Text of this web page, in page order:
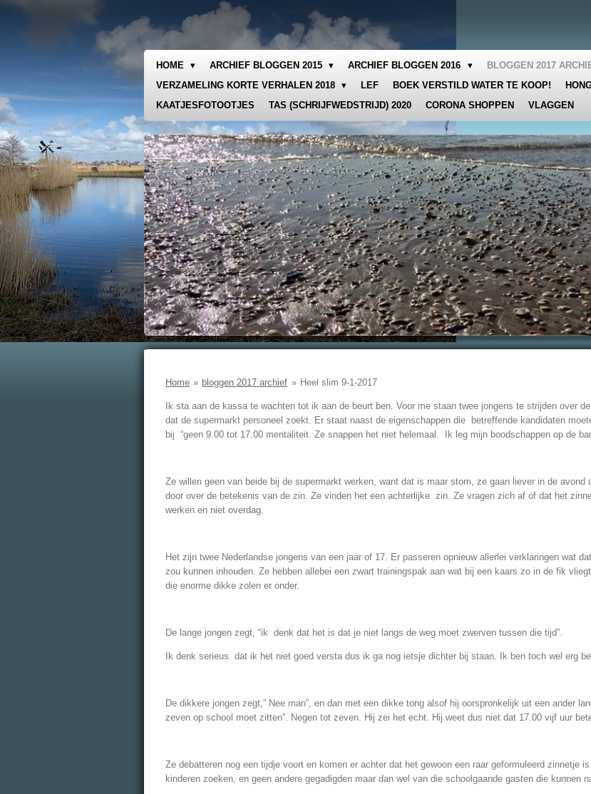
HOME ARCHIEF BLOGGEN 2015 ARCHIEF BLOGGEN 2016 BLOGGEN 2017
VERZAMELING KORTE VERHALEN 2018
LEF BOEK VERSTILD WATER TE KOOP!
KAATJESFOTOOTJES
TAS (SCHRIJFWEDSTRIJD) 2020 CORONA SHOPPEN VLAGGEN
Home » bloggen 2017 archief » Heel slim 9-1-2017
Ik sta aan de kassa te wachten tot ik aan de beurt ben. Voor me staan twee jongens te strijden over
dat de supermarkt personeel zoekt. Er staat naast de eigenschappen die betreffende kandidaten
bij “geen 9.00 tot 17.00 mentaliteit. Ze snappen het niet helemaal. Ik leg mijn boodschappen op de
Ze willen geen van beide bij de supermarkt werken, want dat is maar stom, ze gaan liever in de
door over de betekenis van de zin. Ze vinden het een achterlijke zin. Ze vragen zich af of dat het
werken en niet overdag.
Het zijn twee Nederlandse jongens van een jaar of 17. Er passeren opnieuw allerlei verklaringen wat
zou kunnen inhouden. Ze hebben allebei een zwart trainingspak aan wat bij een kaars zo in de fik
die enorme dikke zolen er onder.
De lange jongen zegt, “ik denk dat het is dat je niet langs de weg moet zwerven tussen die tijd”.
Ik denk serieus dat ik het niet goed versta dus ik ga nog ietsje dichter bij staan. Ik ben toch wel erg
De dikkere jongen zegt,” Nee man”, en dan met een dikke tong alsof hij oorspronkelijk uit een ander
zeven op school moet zitten”. Negen tot zeven. Hij zei het echt. Hij weet dus niet dat 17.00 vijf uur
Ze debatteren nog een tijdje voort en komen er achter dat het gewoon een raar geformuleerd zinnetje
kinderen zoeken, en geen andere gegadigden maar dan wel van die schoolgaande gasten die kunnen